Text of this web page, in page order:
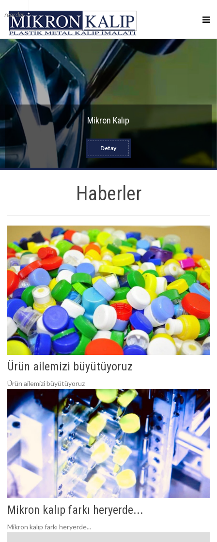
reorder
Mikron Kalıp
Detay
Haberler
Ürün ailemizi büyütüyoruz
Ürün ailemizi büyütüyoruz
Mikron kalıp farkı heryerde...
Mikron kalıp farkı heryerde...